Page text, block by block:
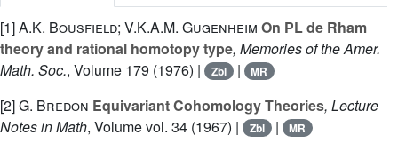
[1]A.K. Bousfield; V.K.A.M. Gugenheim On PL de Rham
theory and rational homotopy type, Memories of the Amer.
Math. Soc., Volume 179 (1976) | Zbl | MR
[2]G. Bredon Equivariant Cohomology Theories, Lecture
Notes in Math, Volume vol. 34 (1967) | Zbl | MR